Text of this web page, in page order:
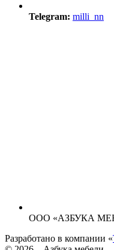
Telegram: milli_nn
ООО «АЗБУКА
Разработано в компании «